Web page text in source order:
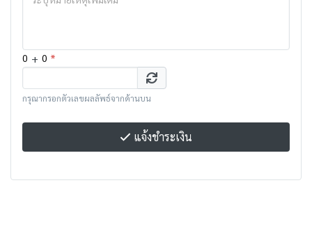
0 + 0 *
กรุณากรอกตัวเลขผลลัพธ์จากด้านบน
แจ้งชำระเงิน